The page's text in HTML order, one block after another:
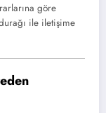
göre
ile iletişime